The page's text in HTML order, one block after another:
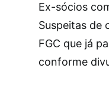
Ex-sócios
Suspeitas de
FGC que já
conforme